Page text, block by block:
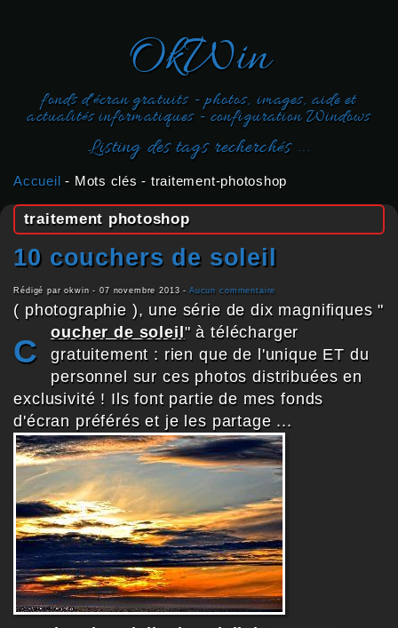
OkWin
fonds d'écran gratuits - photos, images, aide et
actualités informatiques - configuration Windows
Listing des tags recherchés ...
Accueil - Mots clés - traitement-photoshop
traitement photoshop
10 couchers de soleil
Rédigé par okwin -07 novembre 2013 - Aucun commentaire
( photographie ), une série de dix magnifiques "
c
oucher de soleil" à télécharger
gratuitement : rien que de l'unique ET du
personnel sur ces photos distribuées en
exclusivité ! Ils font partie de mes fonds
d'écran préférés et je les partage ...